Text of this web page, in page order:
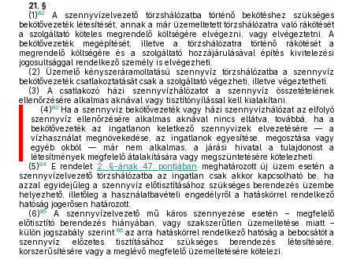
21. §
(1)82
A szennyvízelvezető törzshálózatba történő bekötéshez szükséges
bekötővezeték létesítését, annak a már üzemeltetett törzshálózatra való rákötését
a szolgáltató köteles megrendelő költségére elvégezni, vagy elvégeztetni. A
bekötővezeték megépítését, illetve a törzshálózatra történő rákötését a
megrendelő költségére és a szolgáltató hozzájárulásával építés kivitelezési
jogosultsággal rendelkező személy is elvégezheti.
(2) Üzemelő kényszeráramoltatású szennyvíz törzshálózatba a szennyvíz
bekötővezeték csatlakoztatását csak a szolgáltató végezheti, illetve végeztetheti.
(3) A csatlakozó házi szennyvízhálózatot a szennyvíz összetételének
ellenőrzésére alkalmas aknával vagy tisztítónyílással kell kialakítani.
(4)83Ha a szennyvíz bekötővezeték vagy házi szennyvízhálózat az elfolyó
szennyvíz ellenőrzésére alkalmas aknával nincs ellátva, továbbá, ha a
bekötővezeték az ingatlanon keletkező szennyvizek elvezetésére — a
vízhasználat megnövekedése, az ingatlanok egyesítése, megosztása vagy
egyéb okból — már nem alkalmas, a járási hivatal a tulajdonost a
létesítmények megfelelő átalakítására vagy megszüntetésére kötelezheti.
(5)84 E rendelet 2. §-ának 47. pontjában
meghatározott új üzem esetén a
szennyvízelvezető törzshálózatba az ingatlan csak akkor kapcsolható be, ha
azzal egyidejűleg a szennyvíz előtisztításához szükséges berendezés üzembe
helyezhető, illetőleg a használatbavételi engedélyről a hatáskörrel rendelkező
hatóság jogerősen határozott.
(6)85
A szennyvízelvezető mű káros szennyezése esetén – megfelelő
előtisztító berendezés hiányában, vagy szakszerűtlen üzemeltetése miatt –
külön jogszabály szerint 86az arra hatáskörrel rendelkező hatóság a bebocsátót a
szennyvíz előzetes tisztításához szükséges berendezés létesítésére,
korszerűsítésére vagy a meglévő megfelelő üzemeltetésére kötelezi.